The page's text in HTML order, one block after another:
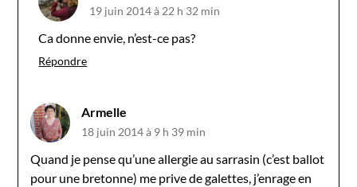
19 juin 2014 à 22 h 32 min
Ca donne envie, n’est-ce pas?
Répondre
Armelle
18 juin 2014 à 9 h 39 min
Quand je pense qu’une allergie au sarrasin (c’est ballot
pour une bretonne) me prive de galettes, j’enrage en